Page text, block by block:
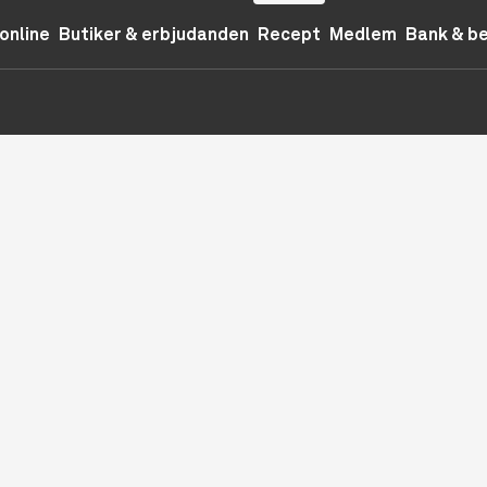
Butiker & erbjudanden Recept Medlem Bank &